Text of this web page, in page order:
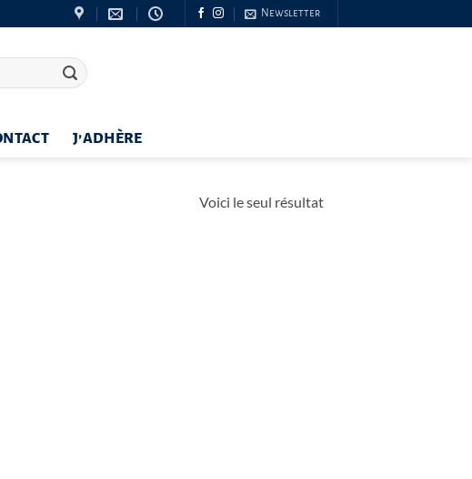
Newsletter
J’ADHÈRE
Voici le seul résultat